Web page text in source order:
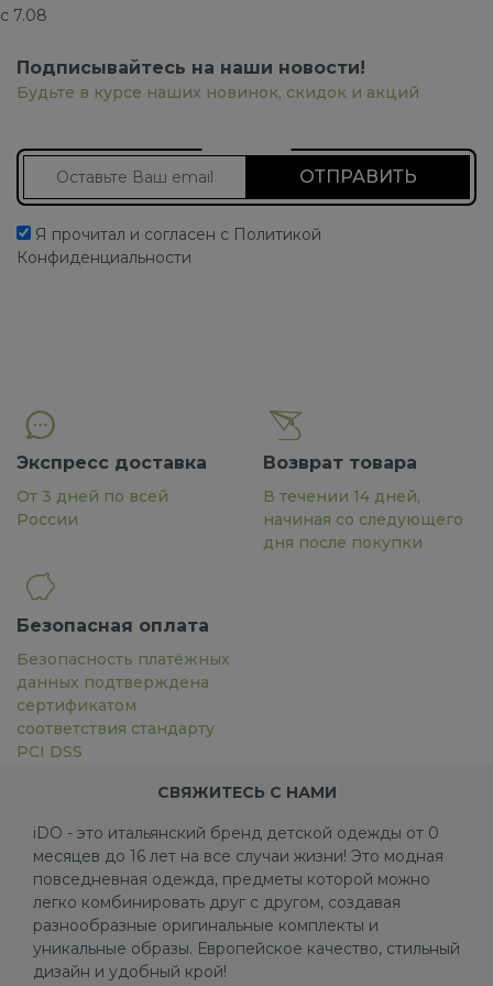
с 7.08
Подписывайтесь на наши новости!
Будьте в курсе наших новинок, скидок и акций
Я прочитал и согласен с Политикой
Конфиденциальности
Экспресс доставка
От 3 дней по всей
России
Возврат товара
В течении 14 дней,
начиная со следующего
дня после покупки
Безопасная оплата
Безопасность платёжных
данных подтверждена
сертификатом
соответствия стандарту
PCI DSS
СВЯЖИТЕСЬ С НАМИ
iDO - это итальянский бренд детской одежды от 0
месяцев до 16 лет на все случаи жизни! Это модная
повседневная одежда, предметы которой можно
легко комбинировать друг с другом, создавая
разнообразные оригинальные комплекты и
уникальные образы. Европейское качество, стильный
дизайн и удобный крой!